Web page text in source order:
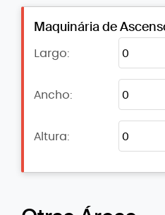
Maquinária de
Largo:
Ancho:
Altura: